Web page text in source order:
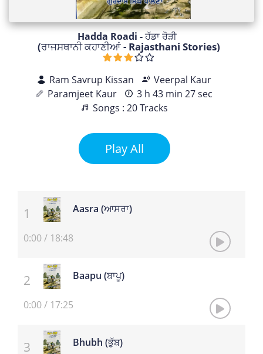
Hadda Roadi - ਹੱਡਾ ਰੋੜੀ
(ਰਾਜਸਥਾਨੀ ਕਹਾਣੀਆਂ - Rajasthani Stories)
Ram Savrup Kissan
Veerpal Kaur
Paramjeet Kaur
3 h 43 min 27 sec
Songs : 20 Tracks
Play All
Aasra (ਆਸਰਾ)
0:00/ 18:48
Baapu (ਬਾਪੂ)
0:00/ 17:25
Bhubh (ਭੁੱਬ)